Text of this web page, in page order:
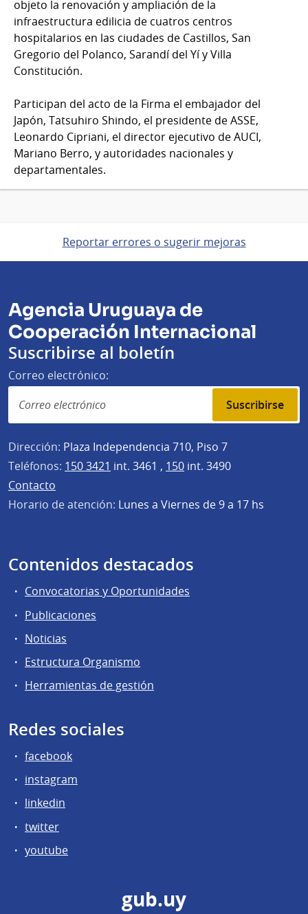
objeto la renovación y ampliación de la
infraestructura edilicia de cuatros centros
hospitalarios en las ciudades de Castillos, San
Gregorio del Polanco, Sarandí del Yí y Villa
Constitución.
Participan del acto de la Firma el embajador del
Japón, Tatsuhiro Shindo, el presidente de ASSE,
Leonardo Cipriani, el director ejecutivo de AUCI,
Mariano Berro, y autoridades nacionales y
departamentales.
Reportar errores o sugerir mejoras
Agencia Uruguaya de
Cooperación Internacional
Suscribirse al boletín
Correo electrónico:
Suscribirse
Dirección: Plaza Independencia 710, Piso 7
Teléfonos: 150 3421 int. 3461 , 150 int. 3490
Contacto
Horario de atención: Lunes a Viernes de 9 a 17 hs
Contenidos destacados
Convocatorias y Oportunidades
Publicaciones
Noticias
Estructura Organismo
Herramientas de gestión
Redes sociales
facebook
instagram
linkedin
twitter
youtube
gub.uy